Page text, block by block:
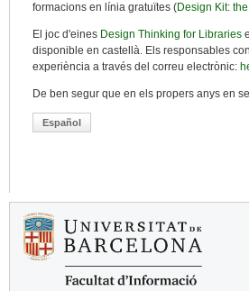
formacions en línia gratuïtes (Design Kit:
El joc d'eines Design Thinking for Libraries
disponible en castellà. Els responsables
experiència a través del correu electrònic:
De ben segur que en els propers anys en
Español